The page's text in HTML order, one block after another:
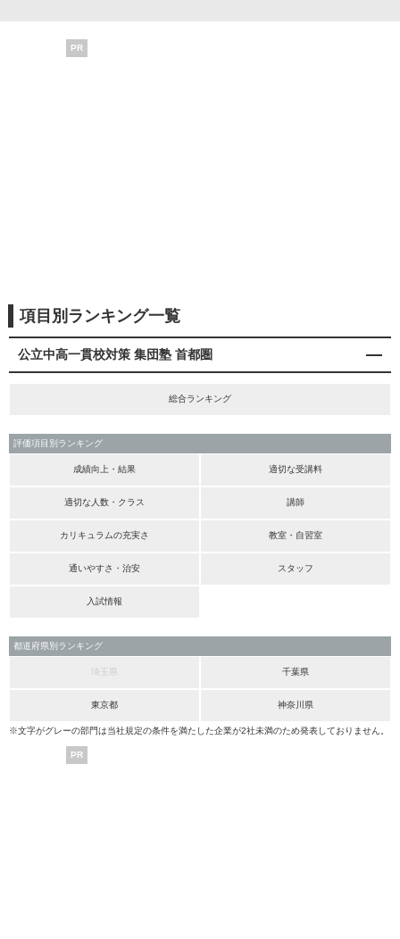
PR
項目別ランキング一覧
公立中高一貫校対策 集団塾 首都圏
総合ランキング
評価項目別ランキング
成績向上・結果 適切な受講料
適切な人数・クラス 講師
カリキュラムの充実さ 教室・自習室
通いやすさ・治安 スタッフ
入試情報
都道府県別ランキング
埼玉県 千葉県
東京都 神奈川県
※文字がグレーの部門は当社規定の条件を満たした企業が2社未満のため発表しておりません。
PR